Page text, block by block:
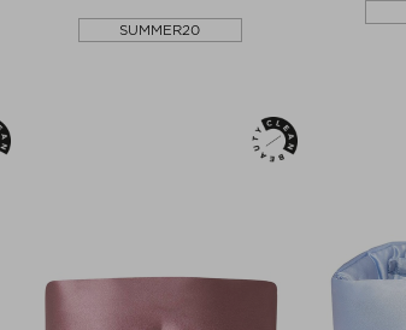
SUMMER20